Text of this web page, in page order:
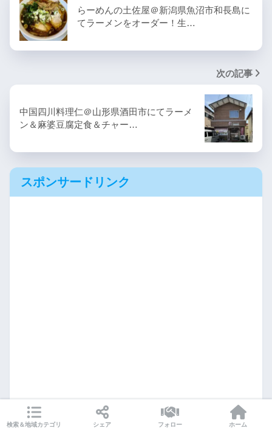
らーめんの土佐屋＠新潟県魚沼市和長島に
てラーメンをオーダー！生…
次の記事
中国四川料理仁＠山形県酒田市にてラーメ
ン＆麻婆豆腐定食＆チャー…
スポンサードリンク
検索＆地域カテゴリ シェア フォロー ホーム